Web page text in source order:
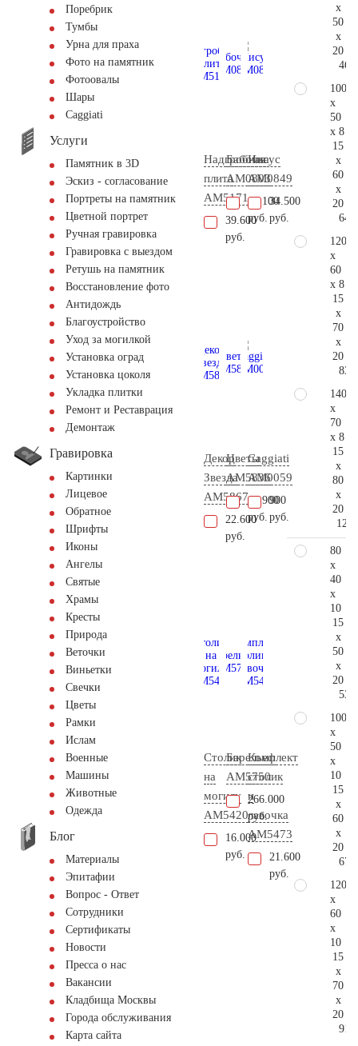
Поребрик
Тумбы
Урна для праха
Фото на памятник
Фотоовалы
Шары
Сaggiati
Услуги
Памятник в 3D
Эскиз - согласование
Портреты на памятник
Цветной портрет
Ручная гравировка
Гравировка с выездом
Ретушь на памятник
Восстановление фото
Антидождь
Благоустройство
Уход за могилкой
Установка оград
Установка цоколя
Укладка плитки
Ремонт и Реставрация
Демонтаж
Гравировка
Картинки
Лицевое
Обратное
Шрифты
Иконы
Ангелы
Святые
Храмы
Кресты
Природа
Веточки
Виньетки
Свечки
Цветы
Рамки
Ислам
Военные
Машины
Животные
Одежда
Блог
Материалы
Эпитафии
Вопрос - Ответ
Сотрудники
Сертификаты
Новости
Пресса о нас
Вакансии
Кладбища Москвы
Города обслуживания
Карта сайта
Надгробная
плита
AM5171
39.600
руб.
Бабочка
AM0803
18.100
руб.
Иисус
AM0849
34.500
руб.
Декор
Звезда
AM5867
22.600
руб.
Цветы
AM5836
13.900
руб.
Caggiati
AM0059
900
руб.
Столик
на
могилу
AM5420
16.000
руб.
Барельеф
AM5750
266.000
руб.
Комплект
столик
и
лавочка
АМ5473
21.600
руб.
x
50
x
20
100
x
50
x 8
15
x
60
x
20
120
x
60
x 8
15
x
70
x
20
140
x
70
x 8
15
x
80
x
20
80
x
40
x
10
15
x
50
x
20
100
x
50
x
10
15
x
60
x
20
120
x
60
x
10
15
x
70
x
20